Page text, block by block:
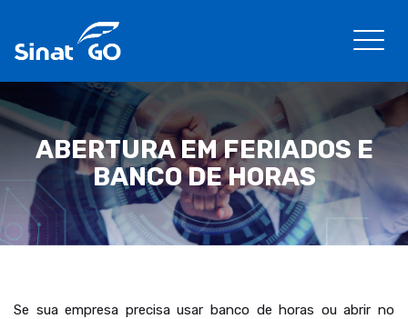
ABERTURA EM FERIADOS E
BANCO DE HORAS
Se sua empresa precisa usar banco de horas ou abrir no